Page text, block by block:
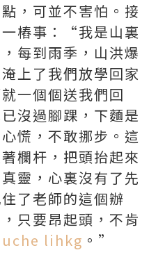
，可並不害怕。接
樁事：“我是山裏
每到雨季，山洪爆
上了我們放學回家
一個個送我們回
沒過腳踝，下麵是
慌，不敢挪步。這
欄杆，把頭抬起來
靈，心裏沒有了先
了老師的這個辦
只要昂起頭，不肯
uche lihkg 。”